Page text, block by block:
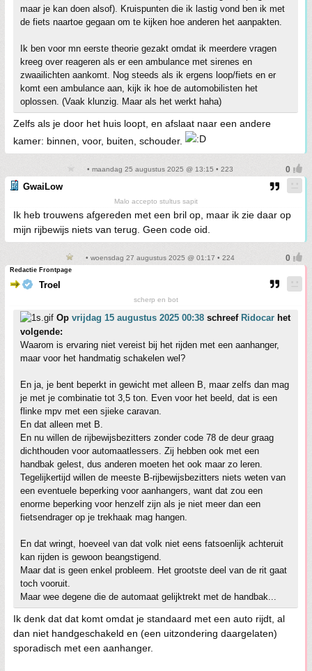
maar je kan doen alsof). Kruispunten die ik lastig vond ben ik met
de fiets naartoe gegaan om te kijken hoe anderen het aanpakten.
Ik ben voor mn eerste theorie gezakt omdat ik meerdere vragen
kreeg over reageren als er een ambulance met sirenes en
zwaailichten aankomt. Nog steeds als ik ergens loop/fiets en er
komt een ambulance aan, kijk ik hoe de automobilisten het
oplossen. (Vaak klunzig. Maar als het werkt haha)
Zelfs als je door het huis loopt, en afslaat naar een andere
kamer: binnen, voor, buiten, schouder.
• maandag 25 augustus 2025 @ 13:15 • 223
GwaiLow
Malo accepto stultus sapit
Ik heb trouwens afgereden met een bril op, maar ik zie daar op
mijn rijbewijs niets van terug. Geen code oid.
• woensdag 27 augustus 2025 @ 01:17 • 224
Redactie Frontpage
Troel
scherp en bot
Op vrijdag 15 augustus 2025 00:38 schreef Ridocar het
volgende:
Waarom is ervaring niet vereist bij het rijden met een aanhanger,
maar voor het handmatig schakelen wel?
En ja, je bent beperkt in gewicht met alleen B, maar zelfs dan mag
je met je combinatie tot 3,5 ton. Even voor het beeld, dat is een
flinke mpv met een sjieke caravan.
En dat alleen met B.
En nu willen de rijbewijsbezitters zonder code 78 de deur graag
dichthouden voor automaatlessers. Zij hebben ook met een
handbak gelest, dus anderen moeten het ook maar zo leren.
Tegelijkertijd willen de meeste B-rijbewijsbezitters niets weten van
een eventuele beperking voor aanhangers, want dat zou een
enorme beperking voor henzelf zijn als je niet meer dan een
fietsendrager op je trekhaak mag hangen.
En dat wringt, hoeveel van dat volk niet eens fatsoenlijk achteruit
kan rijden is gewoon beangstigend.
Maar dat is geen enkel probleem. Het grootste deel van de rit gaat
toch vooruit.
Maar wee degene die de automaat gelijktrekt met de handbak...
Ik denk dat dat komt omdat je standaard met een auto rijdt, al
dan niet handgeschakeld en (een uitzondering daargelaten)
sporadisch met een aanhanger.